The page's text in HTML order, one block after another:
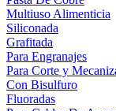
Multiuso Alimenticia
Siliconada
Grafitada
Para Engranajes
Para Corte y
Con Bisulfuro
Fluoradas